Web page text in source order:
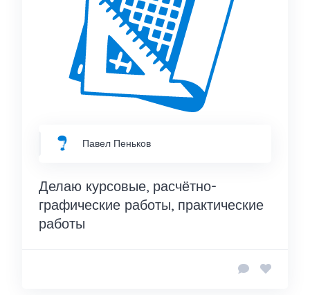
Павел Пеньков
Делаю курсовые, расчётно-
графические работы, практические
работы